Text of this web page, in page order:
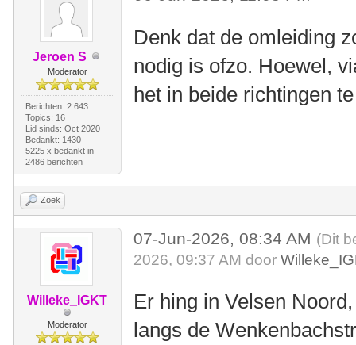
Jeroen S
Moderator
Berichten: 2.643
Topics: 16
Lid sinds: Oct 2020
Bedankt: 1430
5225 x bedankt in
2486 berichten
Denk dat de omleiding
nodig is ofzo. Hoewel,
het in beide richtingen
Zoek
Willeke_IGKT
Moderator
07-Jun-2026, 08:34 AM (Dit
2026, 09:37 AM door
Er hing in Velsen
langs de